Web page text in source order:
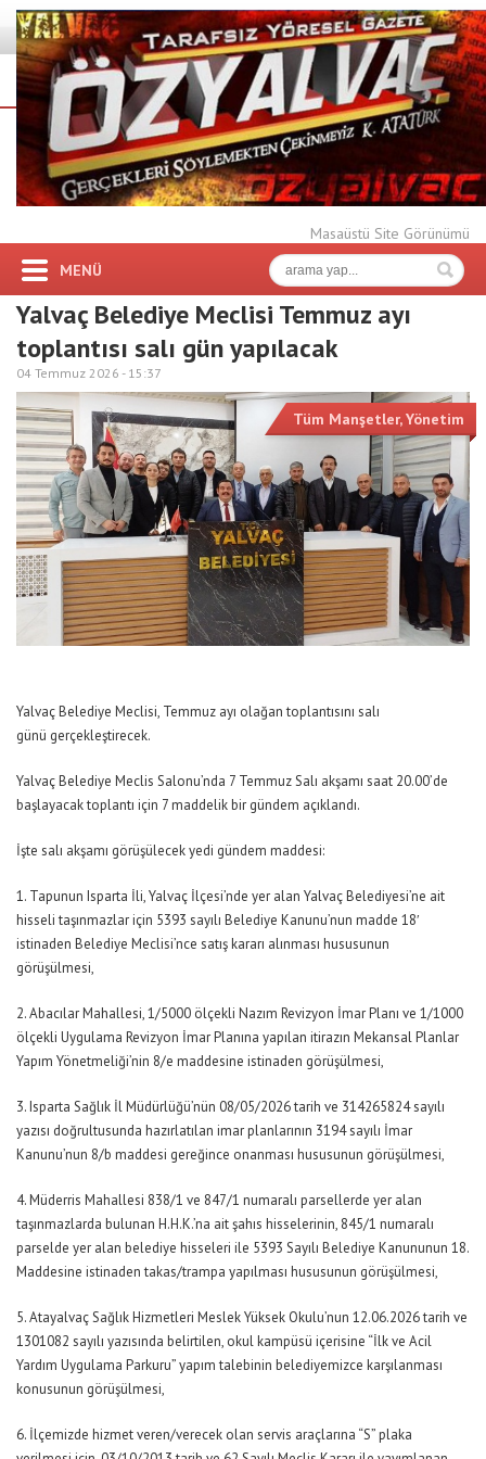
Masaüstü Site Görünümü
MENÜ
Yalvaç Belediye Meclisi Temmuz ayı
toplantısı salı gün yapılacak
04 Temmuz 2026 - 15:37
Tüm Manşetler,Yönetim
Yalvaç Belediye Meclisi, Temmuz ayı olağan toplantısını salı
günü gerçekleştirecek.
Yalvaç Belediye Meclis Salonu’nda 7 Temmuz Salı akşamı saat 20.00’de
başlayacak toplantı için 7 maddelik bir gündem açıklandı.
İşte salı akşamı görüşülecek yedi gündem maddesi:
1. Tapunun Isparta İli, Yalvaç İlçesi’nde yer alan Yalvaç Belediyesi’ne ait
hisseli taşınmazlar için 5393 sayılı Belediye Kanunu’nun madde 18′
istinaden Belediye Meclisi’nce satış kararı alınması hususunun
görüşülmesi,
2. Abacılar Mahallesi, 1/5000 ölçekli Nazım Revizyon İmar Planı ve 1/1000
ölçekli Uygulama Revizyon İmar Planına yapılan itirazın Mekansal Planlar
Yapım Yönetmeliği’nin 8/e maddesine istinaden görüşülmesi,
3. Isparta Sağlık İl Müdürlüğü’nün 08/05/2026 tarih ve 314265824 sayılı
yazısı doğrultusunda hazırlatılan imar planlarının 3194 sayılı İmar
Kanunu’nun 8/b maddesi gereğince onanması hususunun görüşülmesi,
4. Müderris Mahallesi 838/1 ve 847/1 numaralı parsellerde yer alan
taşınmazlarda bulunan H.H.K.’na ait şahıs hisselerinin, 845/1 numaralı
parselde yer alan belediye hisseleri ile 5393 Sayılı Belediye Kanununun 18.
Maddesine istinaden takas/trampa yapılması hususunun görüşülmesi,
5. Atayalvaç Sağlık Hizmetleri Meslek Yüksek Okulu’nun 12.06.2026 tarih ve
1301082 sayılı yazısında belirtilen, okul kampüsü içerisine “İlk ve Acil
Yardım Uygulama Parkuru” yapım talebinin belediyemizce karşılanması
konusunun görüşülmesi,
6. İlçemizde hizmet veren/verecek olan servis araçlarına “S” plaka